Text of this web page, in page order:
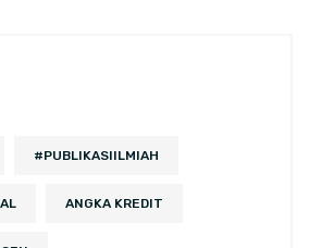
#PUBLIKASIILMIAH
ANGKA KREDIT